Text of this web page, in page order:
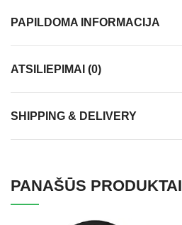
PAPILDOMA INFORMACIJA
ATSILIEPIMAI (0)
SHIPPING & DELIVERY
PANAŠŪS PRODUKTAI